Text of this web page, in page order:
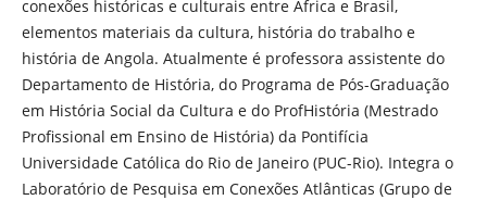
conexões históricas e culturais entre África e Brasil,
elementos materiais da cultura, história do trabalho e
história de Angola. Atualmente é professora assistente do
Departamento de História, do Programa de Pós-Graduação
em História Social da Cultura e do ProfHistória (Mestrado
Profissional em Ensino de História) da Pontifícia
Universidade Católica do Rio de Janeiro (PUC-Rio). Integra o
Laboratório de Pesquisa em Conexões Atlânticas (Grupo de